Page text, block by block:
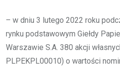
– w dniu 3 lutego 2022 roku
rynku podstawowym Giełdy
Warszawie S.A. 380 akcji
PLPEKPL00010) o wartości